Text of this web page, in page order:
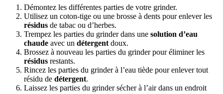
Démontez les différentes parties de votre grinder.
Utilisez un coton-tige ou une brosse à dents pour enlever les
résidus de tabac ou d’herbes.
Trempez les parties du grinder dans une solution d’eau
chaude avec un détergent doux.
Brossez à nouveau les parties du grinder pour éliminer les
résidus restants.
Rincez les parties du grinder à l’eau tiède pour enlever tout
résidu de détergent.
Laissez les parties du grinder sécher à l’air dans un endroit